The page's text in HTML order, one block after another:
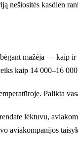
nešiositės kasdien
mažėja — kaip
kaip 14 000–16
Palikta
lėktuvu,
aviakompanijos